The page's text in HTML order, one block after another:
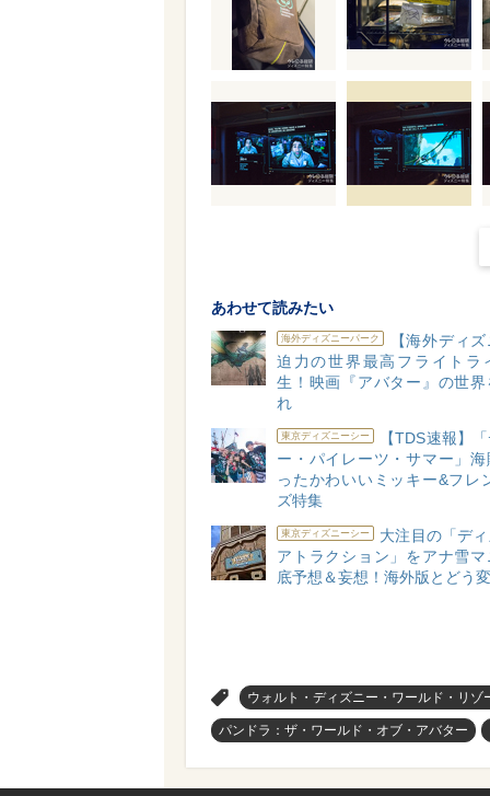
あわせて読みたい
海外ディズニーパーク
【海外ディ
迫力の世界最高フライトラ
生！映画『アバター』の世界
れ
東京ディズニーシー
【TDS速報】
ー・パイレーツ・サマー」
ったかわいいミッキー&フレ
ズ特集
東京ディズニーシー
大注目の「デ
アトラクション」をアナ雪
底予想＆妄想！海外版とどう
ウォルト・ディズニー・ワールド・リゾ
パンドラ：ザ・ワールド・オブ・アバター